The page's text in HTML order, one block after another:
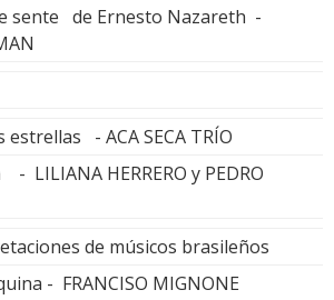
sente de Ernesto Nazareth -
estrellas - ACA SECA TRÍO
LILIANA HERRERO y PEDRO
de músicos brasileños
- FRANCISO MIGNONE